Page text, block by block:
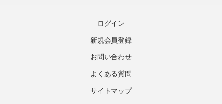
ログイン
新規会員登録
お問い合わせ
よくある質問
サイトマップ